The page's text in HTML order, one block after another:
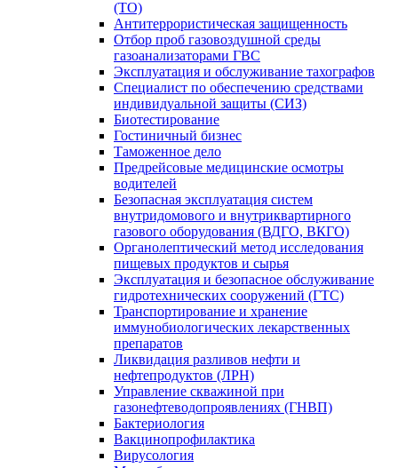
(ТО)
Антитеррористическая защищенность
Отбор проб газовоздушной среды
газоанализаторами ГВС
Эксплуатация и обслуживание тахографов
Специалист по обеспечению средствами
индивидуальной защиты (СИЗ)
Биотестирование
Гостиничный бизнес
Таможенное дело
Предрейсовые медицинские осмотры
водителей
Безопасная эксплуатация систем
внутридомового и внутриквартирного
газового оборудования (ВДГО, ВКГО)
Органолептический метод исследования
пищевых продуктов и сырья
Эксплуатация и безопасное обслуживание
гидротехнических сооружений (ГТС)
Транспортирование и хранение
иммунобиологических лекарственных
препаратов
Ликвидация разливов нефти и
нефтепродуктов (ЛРН)
Управление скважиной при
газонефтеводопроявлениях (ГНВП)
Бактериология
Вакцинопрофилактика
Вирусология